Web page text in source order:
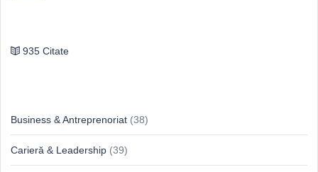
935 Citate
Business & Antreprenoriat (38)
Carieră & Leadership (39)